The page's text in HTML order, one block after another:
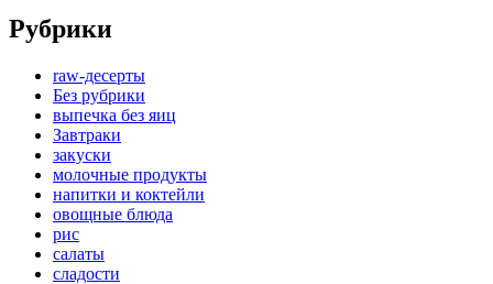
Рубрики
raw-десерты
Без рубрики
выпечка без яиц
Завтраки
закуски
молочные продукты
напитки и коктейли
овощные блюда
рис
салаты
сладости